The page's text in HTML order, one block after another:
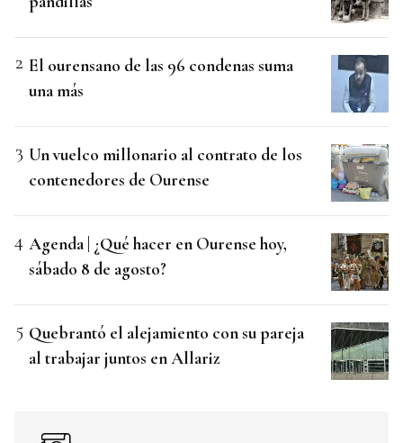
El ourensano de las 96 condenas suma
una más
Un vuelco millonario al contrato de los
contenedores de Ourense
Agenda | ¿Qué hacer en Ourense hoy,
sábado 8 de agosto?
Quebrantó el alejamiento con su pareja
al trabajar juntos en Allariz